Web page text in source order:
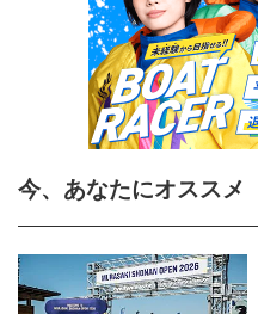
今、あなたにオススメ